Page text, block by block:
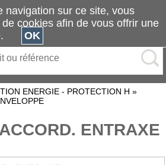
ENERGIE - PROTECTION H »
ENTRAXE
navigation sur ce site, vous
cookies afin de vous offrir une
OK